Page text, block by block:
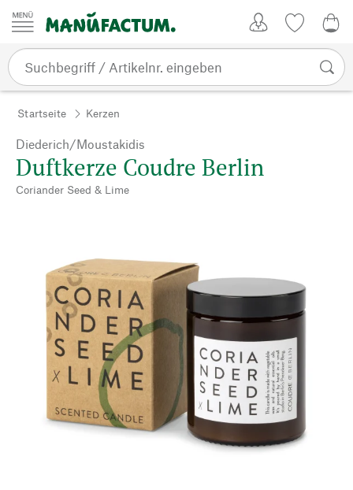
Zum Inhalt springen
Startseite Kerzen
Diederich/Moustakidis
Duftkerze Coudre Berlin
Coriander Seed & Lime